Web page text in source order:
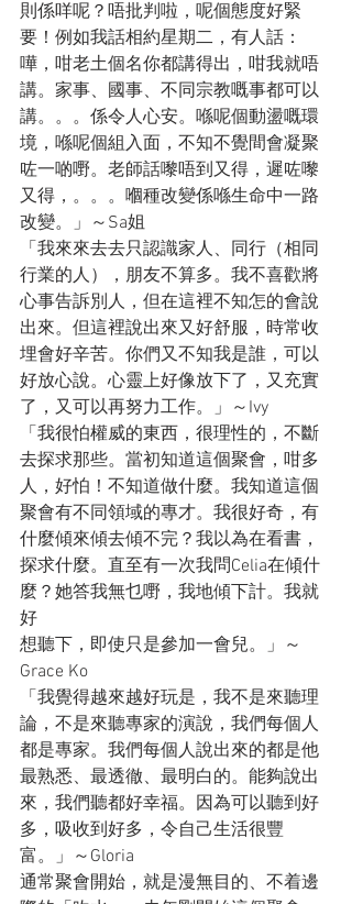
則係咩呢？唔批判啦，呢個態度好緊
要！例如我話相約星期二，有人話：
嘩，咁老土個名你都講得出，咁我就唔
講。家事、國事、不同宗教嘅事都可以
講。。。係令人心安。喺呢個動盪嘅環
境，喺呢個組入面，不知不覺間會凝聚
咗一啲嘢。老師話嚟唔到又得，遲咗嚟
又得，。。。嗰種改變係喺生命中一路
改變。」～Sa姐
「我來來去去只認識家人、同行（相同
行業的人），朋友不算多。我不喜歡將
心事告訴別人，但在這裡不知怎的會說
出來。但這裡說出來又好舒服，時常收
埋會好辛苦。你們又不知我是誰，可以
好放心說。心靈上好像放下了，又充實
了，又可以再努力工作。」～Ivy
「我很怕權威的東西，很理性的，不斷
去探求那些。當初知道這個聚會，咁多
人，好怕！不知道做什麼。我知道這個
聚會有不同領域的專才。我很好奇，有
什麼傾來傾去傾不完？我以為在看書，
探求什麼。直至有一次我問Celia在傾什
麼？她答我無乜嘢，我地傾下計。我就
好
想聽下，即使只是參加一會兒。」～
Grace Ko
「我覺得越來越好玩是，我不是來聽理
論，不是來聽專家的演說，我們每個人
都是專家。我們每個人說出來的都是他
最熟悉、最透徹、最明白的。能夠說出
來，我們聽都好幸福。因為可以聽到好
多，吸收到好多，令自己生活很豐
富。」～Gloria
通常聚會開始，就是漫無目的、不着邊